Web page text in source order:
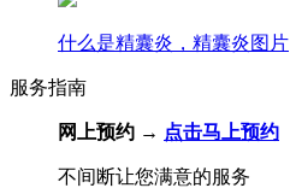
什么是精囊炎，精囊炎图片
服务指南
网上预约 → 点击马上预约
不间断让您满意的服务